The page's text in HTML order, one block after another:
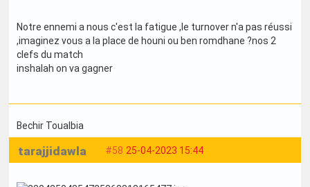
Notre ennemi a nous c'est la fatigue ,le turnover n'a pas réussi
,imaginez vous a la place de houni ou ben romdhane ?nos 2
clefs du match
inshalah on va gagner
Bechir Toualbia
#58 25-04-2023 15:44
tarajjidawla